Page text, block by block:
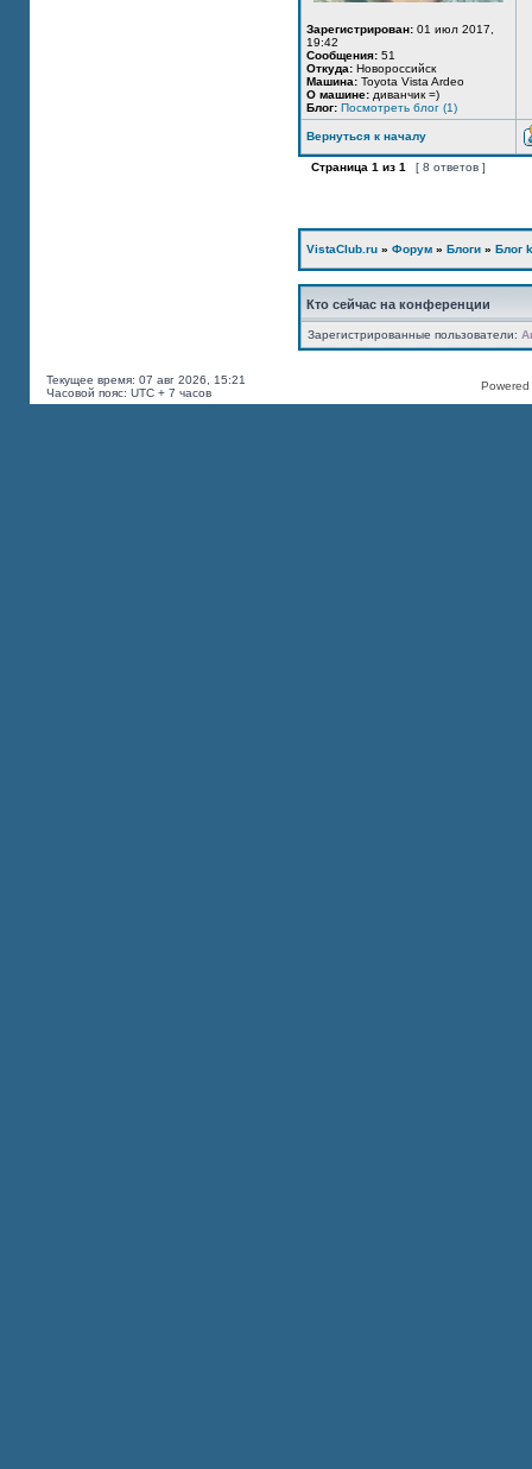
Зарегистрирован: 01 июл 2017,
19:42
Сообщения: 51
Откуда: Новороссийск
Машина: Toyota Vista Ardeo
О машине: диванчик =)
Блог: Посмотреть блог (1)
Вернуться к началу
Страница 1 из 1 [ 8 ответов ]
VistaClub.ru » Форум » Блоги » Блог
Кто сейчас на конференции
Зарегистрированные пользователи:
Текущее время: 07 авг 2026, 15:21
Часовой пояс: UTC + 7 часов